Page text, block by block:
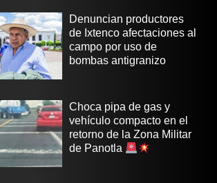
Denuncian productores
de Ixtenco afectaciones al
campo por uso de
bombas antigranizo
Choca pipa de gas y
vehículo compacto en el
retorno de la Zona Militar
de Panotla